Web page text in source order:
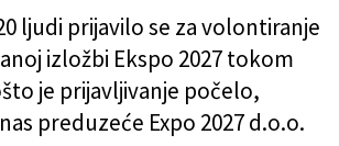
ljudi prijavilo se za volontiranje
izložbi Ekspo 2027 tokom
je prijavljivanje počelo,
preduzeće Expo 2027 d.o.o.